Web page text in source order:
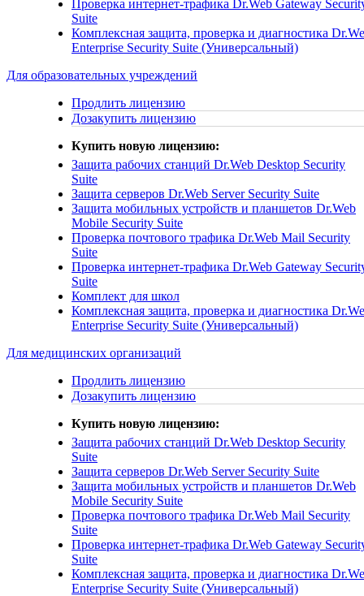
Проверка интернет-трафика
Dr.Web Gateway
Suite
Комплексная защита, проверка и диагностика
Enterprise Security Suite (Универсальный)
Для образовательных учреждений
Продлить лицензию
Дозакупить лицензию
Купить новую лицензию:
Защита рабочих станций Dr.Web Desktop Security
Suite
Защита серверов Dr.Web Server Security Suite
Защита мобильных устройств и планшетов Dr.Web
Mobile Security Suite
Проверка почтового трафика Dr.Web Mail Security
Suite
Проверка интернет-трафика Dr.Web Gateway
Suite
Комплект для школ
Комплексная защита, проверка и диагностика
Enterprise Security Suite (Универсальный)
Для медицинских организаций
Продлить лицензию
Дозакупить лицензию
Купить новую лицензию:
Защита рабочих станций Dr.Web Desktop Security
Suite
Защита серверов Dr.Web Server Security Suite
Защита мобильных устройств и планшетов Dr.Web
Mobile Security Suite
Проверка почтового трафика Dr.Web Mail Security
Suite
Проверка интернет-трафика Dr.Web Gateway
Suite
Комплексная защита, проверка и диагностика
Enterprise Security Suite (Универсальный)